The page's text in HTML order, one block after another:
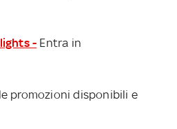
- Entra in
promozioni disponibili e